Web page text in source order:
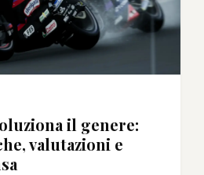
il genere:
valutazioni e